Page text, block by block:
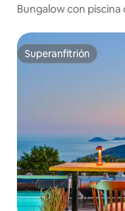
Bungalow con
Superanfitrión
Superanfitrión